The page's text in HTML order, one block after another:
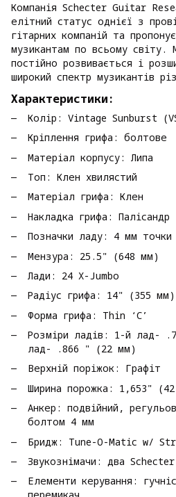
Компанія Schecter Guitar
елітний статус однієї з
гітарних компаній та
музикантам по всьому світу.
постійно розвивається і
широкий спектр музикантів
Характеристики:
Колір: Vintage Sunburst
Кріплення грифа: болтове
Матеріал корпусу: Липа
Топ: Клен хвилястий
Матеріал грифа: Клен
Накладка грифа: Палісандр
Позначки ладу: 4 мм точки
Мензура: 25.5" (648 мм)
Лади: 24 X-Jumbo
Радіус грифа: 14" (355 мм)
Форма грифа: Thin ‘C’
Розміри ладів: 1-й лад-
лад- .866 " (22 мм)
Верхній поріжок: Графіт
Ширина порожка: 1,653"
Анкер: подвійний,
болтом 4 мм
Бридж: Tune-O-Matic w/
Звукознімачи: два
Елементи керування: